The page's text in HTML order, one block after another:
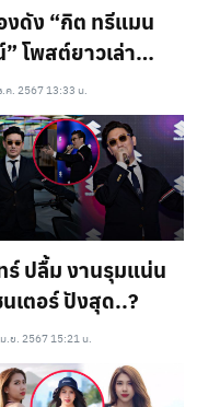
งดัง “กิต ทรีแมน
โพสต์ยาวเล่า
ณ์ อยู่ดีๆ เกือบมี
เสียเงิน โดนด่า หาว่า
วหนี..?
.ค. 2567 13:33 น.
ร์ ปลื้ม งานรุมแน่น
เตอร์ ปังสุด..?
ม.ย. 2567 15:21 น.